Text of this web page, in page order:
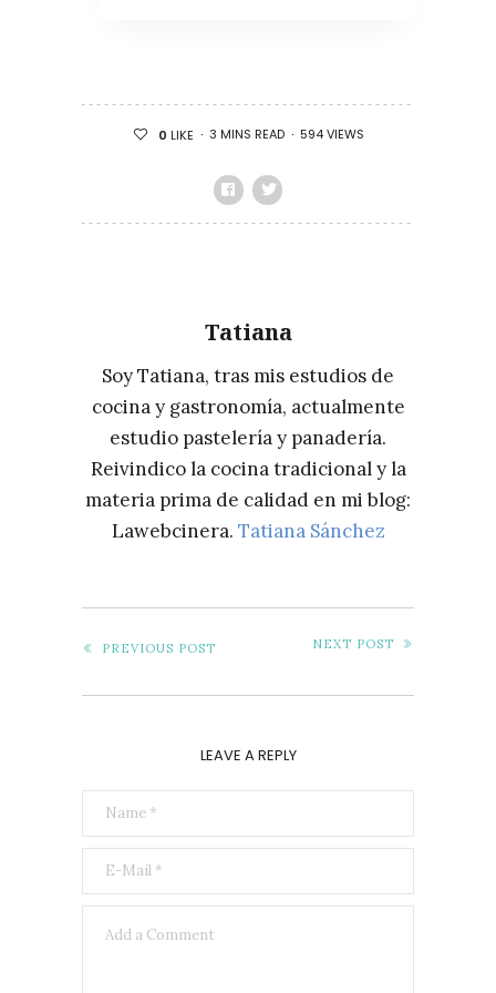
0 LIKE 3 MINS READ 594 VIEWS
Tatiana
Soy Tatiana, tras mis estudios de
cocina y gastronomía, actualmente
estudio pastelería y panadería.
Reivindico la cocina tradicional y la
materia prima de calidad en mi blog:
Lawebcinera. Tatiana Sánchez
PREVIOUS POST NEXT POST
LEAVE A REPLY